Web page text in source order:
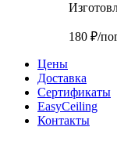
180 ₽/
Цены
Доставка
Cертификаты
EasyCeiling
Контакты